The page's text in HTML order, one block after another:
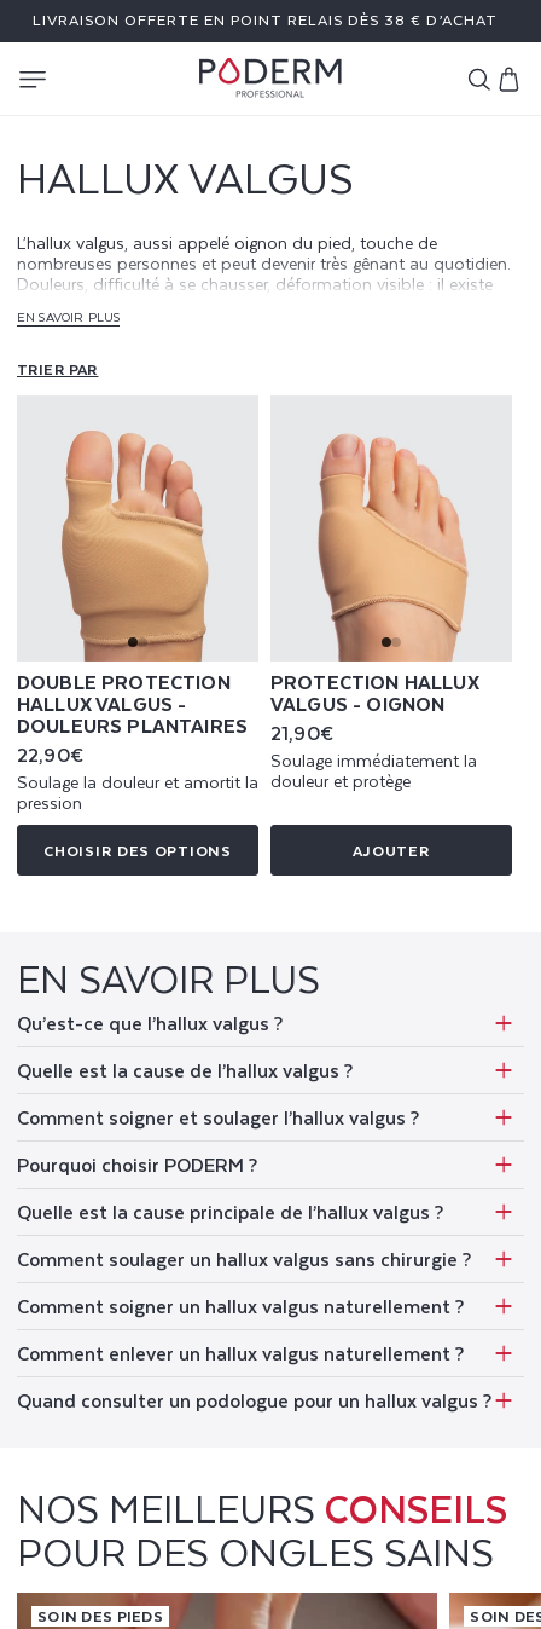
PASSER
AU
LIVRAISON OFFERTE EN POINT RELAIS DÈS 38 € D’ACHAT
Panier
HALLUX VALGUS
L’hallux valgus, aussi appelé oignon du pied, touche de
nombreuses personnes et peut devenir très gênant au quotidien.
Douleurs, difficulté à se chausser, déformation visible : il existe
sans chirurgie. Découvrez comment comprendre, prévenir et
EN SAVOIR PLUS
TRIER PAR
DOUBLE PROTECTION
HALLUX VALGUS -
DOULEURS PLANTAIRES
Prix
habituel
22,90€
Soulage la douleur et amortit la
pression
CHOISIR DES OPTIONS
PROTECTION HALLUX
VALGUS - OIGNON
Prix
habituel
21,90€
Soulage immédiatement la
douleur et protège
AJOUTER
EN SAVOIR PLUS
Qu’est-ce que l’hallux valgus ?
Quelle est la cause de l’hallux valgus ?
Comment soigner et soulager l’hallux valgus ?
Pourquoi choisir PODERM ?
Quelle est la cause principale de l’hallux valgus ?
Comment soulager un hallux valgus sans chirurgie ?
Comment soigner un hallux valgus naturellement ?
Comment enlever un hallux valgus naturellement ?
Quand consulter un podologue pour un hallux valgus ?
NOS MEILLEURSCONSEILS
POUR DES ONGLES SAINS
SOIN DES PIEDS SOIN